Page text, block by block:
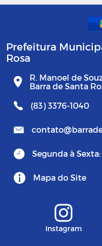
Prefeitura
Rosa
R. Manoel de
Barra de Santa
(83) 3376-1040
Segunda à
Mapa do Site
Instagram